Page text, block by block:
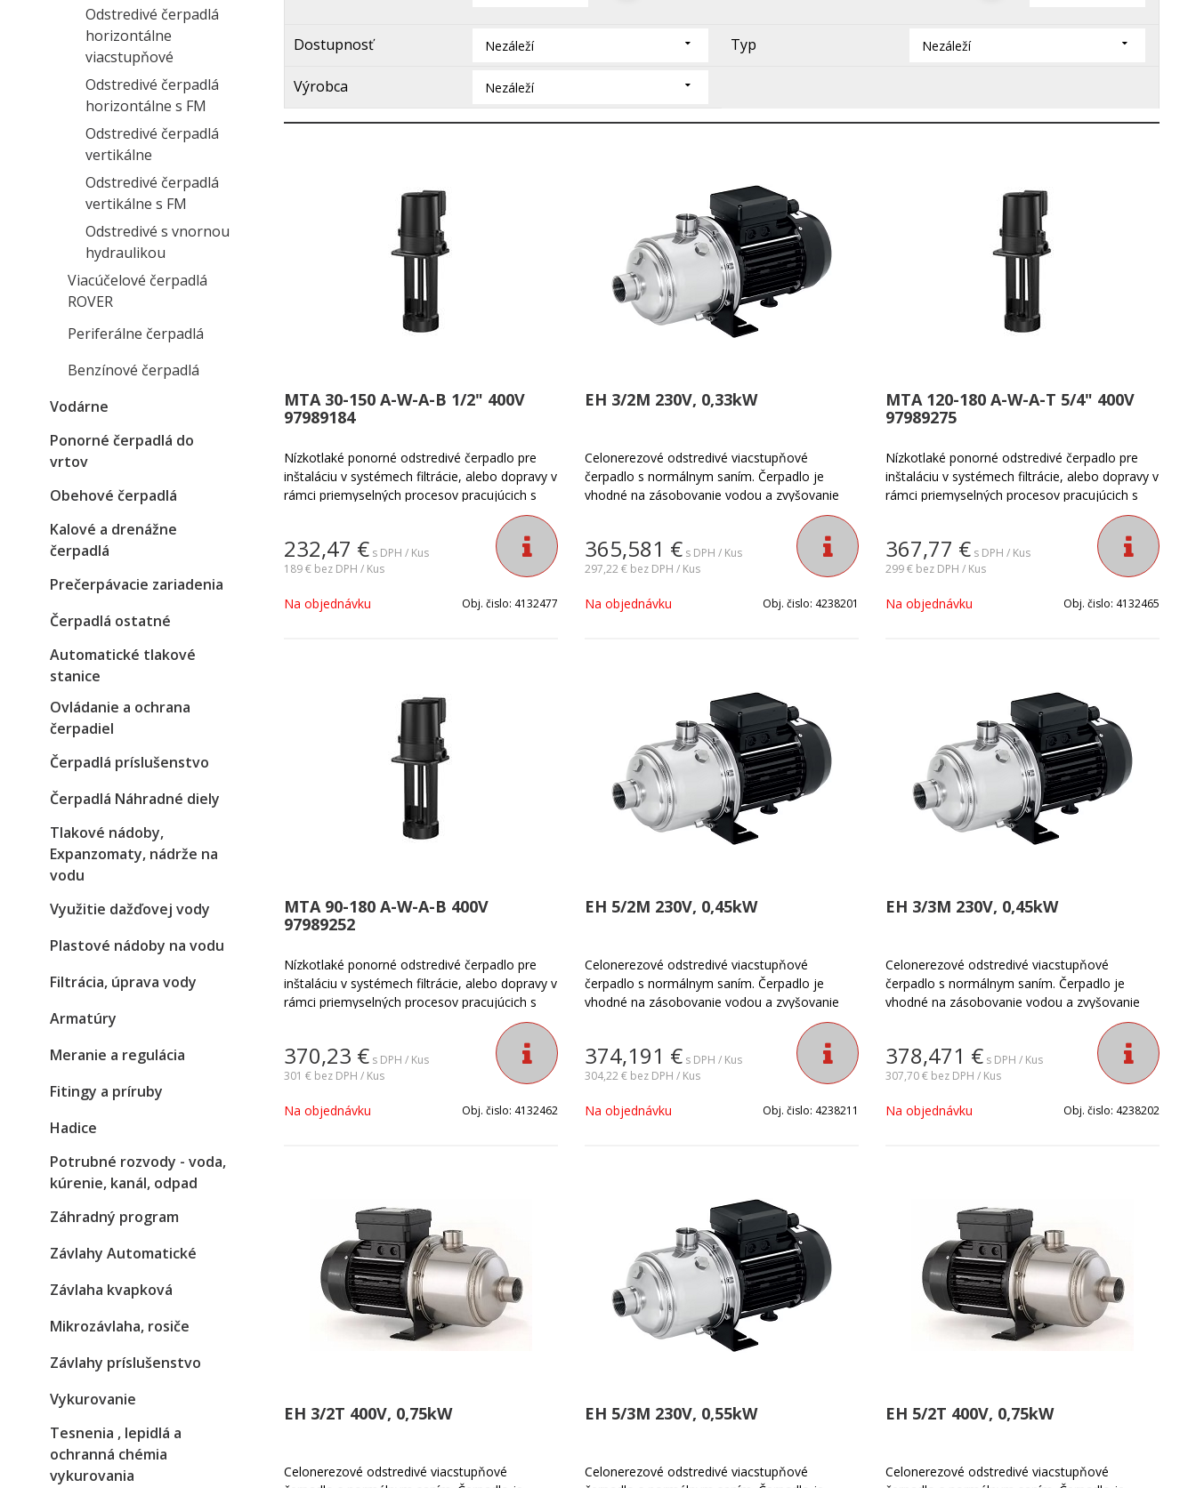
Dostupnosť Nezáleží Typ Nezáleží
Výrobca Nezáleží
MTA 30-150 A-W-A-B 1/2" 400V
97989184
Nízkotlaké ponorné odstredivé čerpadlo pre
inštaláciu v systémech filtrácie, alebo dopravy v
rámci priemyselných procesov pracujúcich s
232,47 € s DPH / Kus
189 € bez DPH / Kus
Na objednávku Obj. čislo: 4132477
EH 3/2M 230V, 0,33kW
Celonerezové odstredivé viacstupňové
čerpadlo s normálnym saním. Čerpadlo je
vhodné na zásobovanie vodou a zvyšovanie
tlaku v domácnosti a priemysle. Čerpadlo je
vodu.Čerpadlo EH je celonerezové odstredivé
čerpadlo. Nie je samonasávacie.Určené pre
konštrukcia, odolná proti korózii.
365,581 € s DPH / Kus
297,22 € bez DPH / Kus
Na objednávku Obj. čislo: 4238201
MTA 120-180 A-W-A-T 5/4" 400V
97989275
Nízkotlaké ponorné odstredivé čerpadlo pre
inštaláciu v systémech filtrácie, alebo dopravy v
rámci priemyselných procesov pracujúcich s
367,77 € s DPH / Kus
299 € bez DPH / Kus
Na objednávku Obj. čislo: 4132465
MTA 90-180 A-W-A-B 400V
97989252
Nízkotlaké ponorné odstredivé čerpadlo pre
inštaláciu v systémech filtrácie, alebo dopravy v
rámci priemyselných procesov pracujúcich s
370,23 € s DPH / Kus
301 € bez DPH / Kus
Na objednávku Obj. čislo: 4132462
EH 5/2M 230V, 0,45kW
Celonerezové odstredivé viacstupňové
čerpadlo s normálnym saním. Čerpadlo je
vhodné na zásobovanie vodou a zvyšovanie
tlaku v domácnosti a priemysle. Čerpadlo je
vodu.Čerpadlo EH je celonerezové odstredivé
čerpadlo. Nie je samonasávacie.Určené pre
konštrukcia, odolná proti korózii.
374,191 € s DPH / Kus
304,22 € bez DPH / Kus
Na objednávku Obj. čislo: 4238211
EH 3/3M 230V, 0,45kW
Celonerezové odstredivé viacstupňové
čerpadlo s normálnym saním. Čerpadlo je
vhodné na zásobovanie vodou a zvyšovanie
tlaku v domácnosti a priemysle. Čerpadlo je
vodu.Čerpadlo EH je celonerezové odstredivé
čerpadlo. Nie je samonasávacie.Určené pre
konštrukcia, odolná proti korózii.
378,471 € s DPH / Kus
307,70 € bez DPH / Kus
Na objednávku Obj. čislo: 4238202
EH 3/2T 400V, 0,75kW
Celonerezové odstredivé viacstupňové
EH 5/3M 230V, 0,55kW
Celonerezové odstredivé viacstupňové
EH 5/2T 400V, 0,75kW
Celonerezové odstredivé viacstupňové
Odstredivé čerpadlá
horizontálne
viacstupňové
Odstredivé čerpadlá
horizontálne s FM
Odstredivé čerpadlá
vertikálne
Odstredivé čerpadlá
vertikálne s FM
Odstredivé s vnornou
hydraulikou
Viacúčelové čerpadlá
ROVER
Periferálne čerpadlá
Benzínové čerpadlá
Vodárne
Ponorné čerpadlá do
vrtov
Obehové čerpadlá
Kalové a drenážne
čerpadlá
Prečerpávacie zariadenia
Čerpadlá ostatné
Automatické tlakové
stanice
Ovládanie a ochrana
čerpadiel
Čerpadlá príslušenstvo
Čerpadlá Náhradné diely
Tlakové nádoby,
Expanzomaty, nádrže na
vodu
Využitie dažďovej vody
Plastové nádoby na vodu
Filtrácia, úprava vody
Armatúry
Meranie a regulácia
Fitingy a príruby
Hadice
Potrubné rozvody - voda,
kúrenie, kanál, odpad
Záhradný program
Závlahy Automatické
Závlaha kvapková
Mikrozávlaha, rosiče
Závlahy príslušenstvo
Vykurovanie
Tesnenia , lepidlá a
ochranná chémia
vykurovania